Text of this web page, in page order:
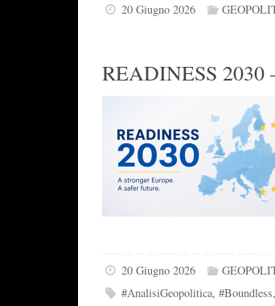
20 Giugno 2026
READINESS 2030
20 Giugno 2026
#AnalisiGeopolitica,#Boundless